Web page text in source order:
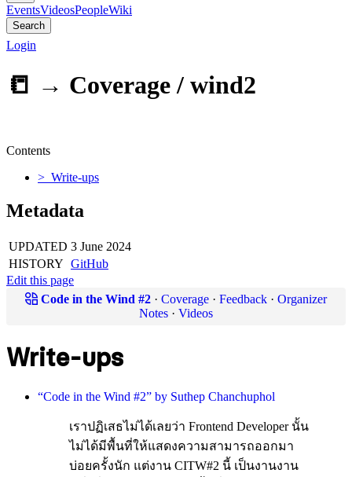
EventsVideosPeopleWiki
Search
Login
📒 → Coverage / wind2
Contents
> Write-ups
Metadata
UPDATED 3 June 2024
HISTORY GitHub
Edit this page
Code in the Wind #2 · Coverage · Feedback · Organizer
Notes · Videos
Write-ups
“Code in the Wind #2” by Suthep Chanchuphol
เราปฏิเสธไม่ได้เลยว่า Frontend Developer นั้น
ไม่ได้มีพื้นที่ให้แสดงความสามารถออกมา
บ่อยครั้งนัก แต่งาน CITW#2 นี้ เป็นงานงาน